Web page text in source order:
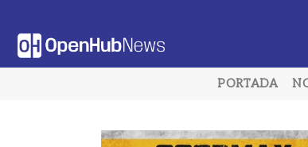
contenido
PORTADA